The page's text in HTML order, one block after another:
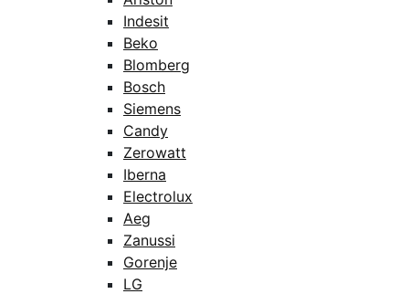
Indesit
Beko
Blomberg
Bosch
Siemens
Candy
Zerowatt
Iberna
Electrolux
Aeg
Zanussi
Gorenje
LG